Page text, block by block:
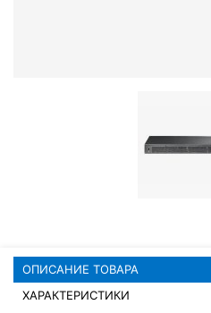
Комплектующие ПК
ОПИСАНИЕ ТОВАРА
ХАРАКТЕРИСТИКИ